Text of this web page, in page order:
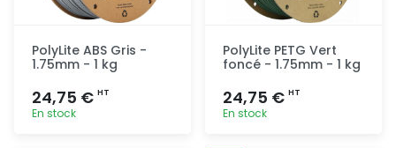
PolyLite ABS Gris -
1.75mm - 1 kg
24,75 € HT
En stock
PolyLite PETG Vert
foncé - 1.75mm - 1 kg
24,75 € HT
En stock